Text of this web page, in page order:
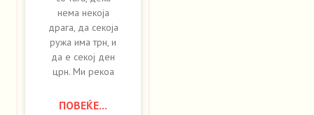
нема некоја
драга, да секоја
ружа има трн, и
да е секој ден
црн. Ми рекоа
ПОВЕЌЕ...